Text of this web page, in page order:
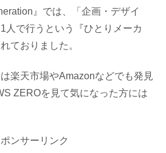
』では、「企画・デザイ
人で行うという『ひとりメーカ
ておりました。
楽天市場やAmazonなどでも発見
ZEROを見て気になった方には
ンサーリンク